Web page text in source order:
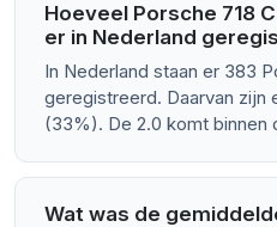
Hoeveel Porsche 718
er in Nederland
In Nederland staan er 383
geregistreerd. Daarvan zijn
(33%). De 2.0 komt binnen
Wat was de